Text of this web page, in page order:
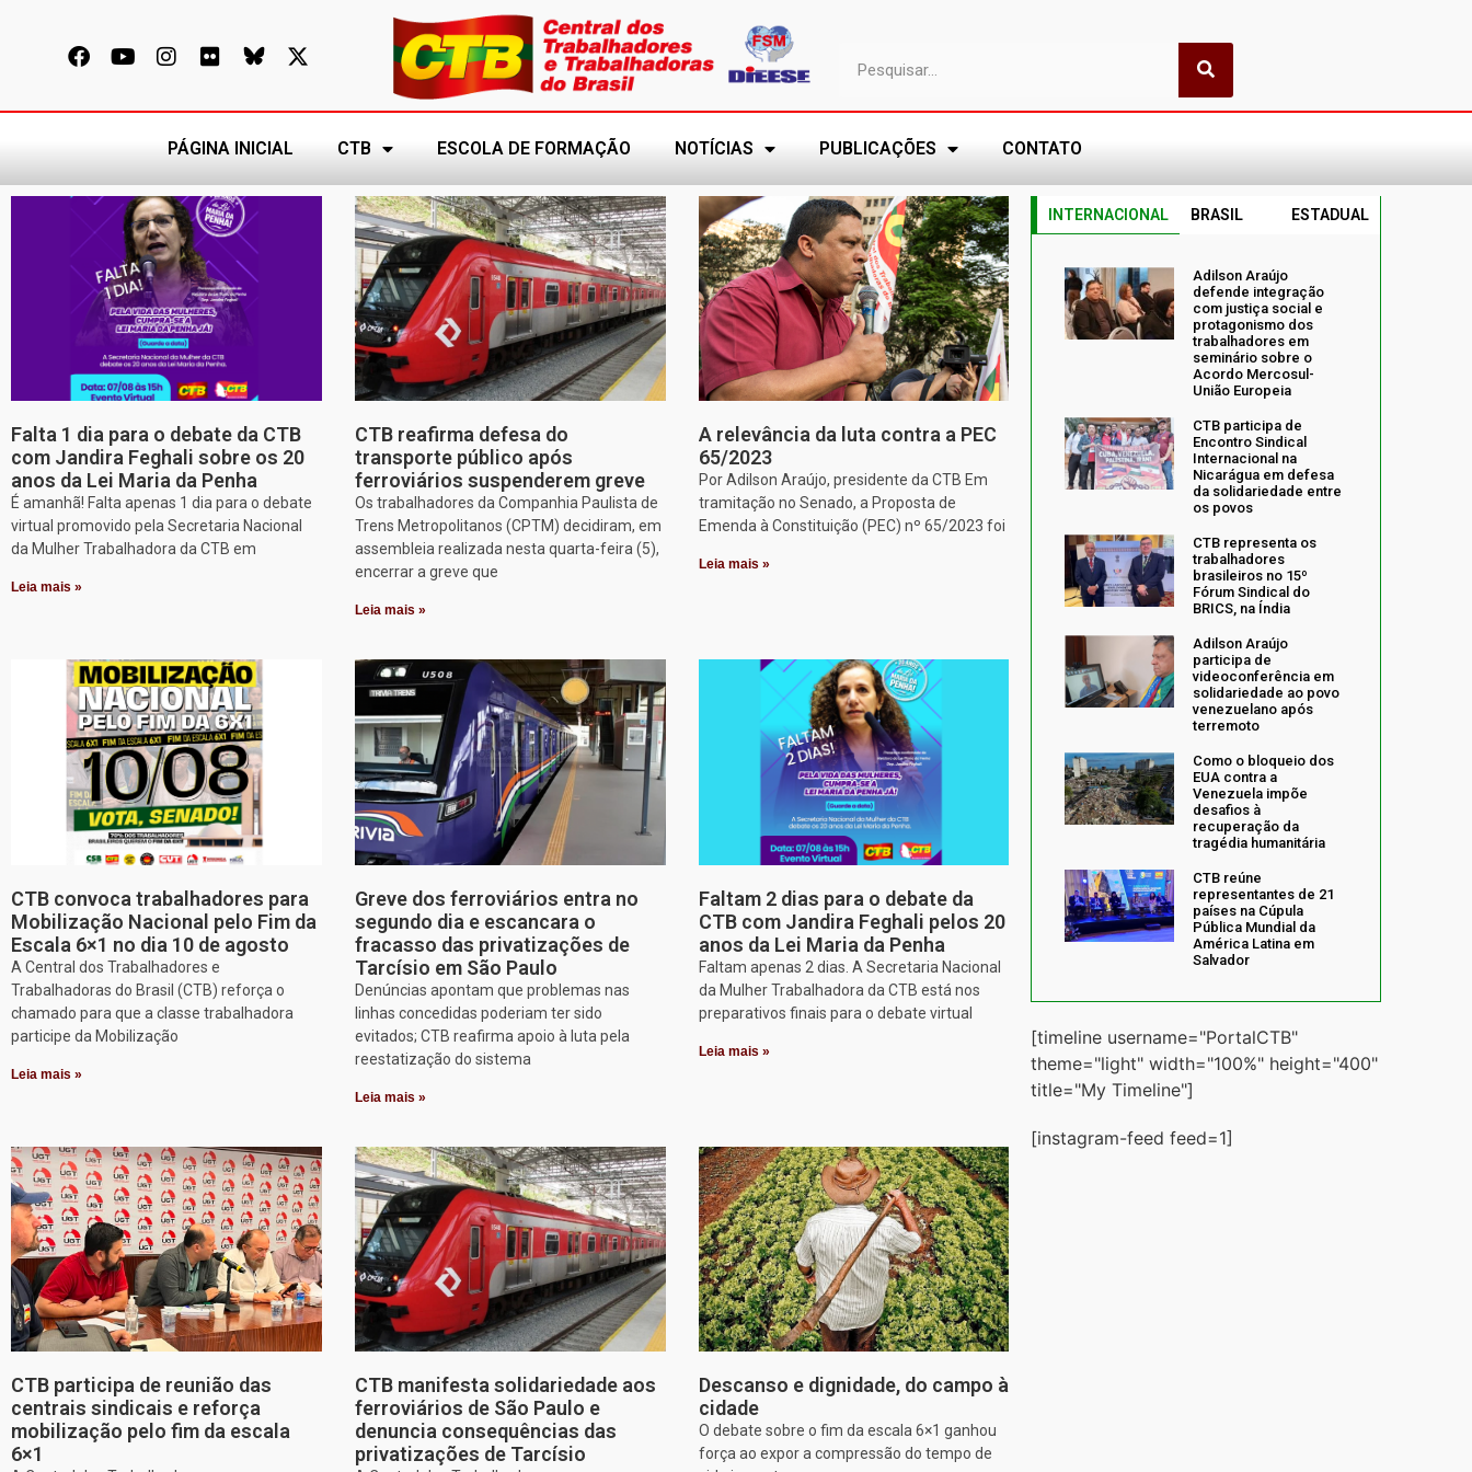
PÁGINA INICIAL CTB ESCOLA DE FORMAÇÃO NOTÍCIAS PUBLICAÇÕES CONTATO
Falta 1 dia para o debate da CTB
com Jandira Feghali sobre os 20
anos da Lei Maria da Penha
É amanhã! Falta apenas 1 dia para o debate
virtual promovido pela Secretaria Nacional
da Mulher Trabalhadora da CTB em
Leia mais »
CTB reafirma defesa do
transporte público após
ferroviários suspenderem greve
Os trabalhadores da Companhia Paulista de
Trens Metropolitanos (CPTM) decidiram, em
assembleia realizada nesta quarta-feira (5),
encerrar a greve que
Leia mais »
A relevância da luta contra a PEC
65/2023
Por Adilson Araújo, presidente da CTB Em
tramitação no Senado, a Proposta de
Emenda à Constituição (PEC) nº 65/2023 foi
Leia mais »
CTB convoca trabalhadores para
Mobilização Nacional pelo Fim da
Escala 6×1 no dia 10 de agosto
A Central dos Trabalhadores e
Trabalhadoras do Brasil (CTB) reforça o
chamado para que a classe trabalhadora
participe da Mobilização
Leia mais »
Greve dos ferroviários entra no
segundo dia e escancara o
fracasso das privatizações de
Tarcísio em São Paulo
Denúncias apontam que problemas nas
linhas concedidas poderiam ter sido
evitados; CTB reafirma apoio à luta pela
reestatização do sistema
Leia mais »
Faltam 2 dias para o debate da
CTB com Jandira Feghali pelos 20
anos da Lei Maria da Penha
Faltam apenas 2 dias. A Secretaria Nacional
da Mulher Trabalhadora da CTB está nos
preparativos finais para o debate virtual
Leia mais »
CTB participa de reunião das
centrais sindicais e reforça
mobilização pelo fim da escala
6×1
CTB manifesta solidariedade aos
ferroviários de São Paulo e
denuncia consequências das
privatizações de Tarcísio
Descanso e dignidade, do campo à
cidade
O debate sobre o fim da escala 6×1 ganhou
força ao expor a compressão do tempo de
INTERNACIONAL BRASIL ESTADUAL
Adilson Araújo
defende integração
com justiça social e
protagonismo dos
trabalhadores em
seminário sobre o
Acordo Mercosul-
União Europeia
CTB participa de
Encontro Sindical
Internacional na
Nicarágua em defesa
da solidariedade entre
os povos
CTB representa os
trabalhadores
brasileiros no 15º
Fórum Sindical do
BRICS, na Índia
Adilson Araújo
participa de
videoconferência em
solidariedade ao povo
venezuelano após
terremoto
Como o bloqueio dos
EUA contra a
Venezuela impõe
desafios à
recuperação da
tragédia humanitária
CTB reúne
representantes de 21
países na Cúpula
Pública Mundial da
América Latina em
Salvador
[timeline username="PortalCTB"
theme="light" width="100%" height="400"
title="My Timeline"]
[instagram-feed feed=1]